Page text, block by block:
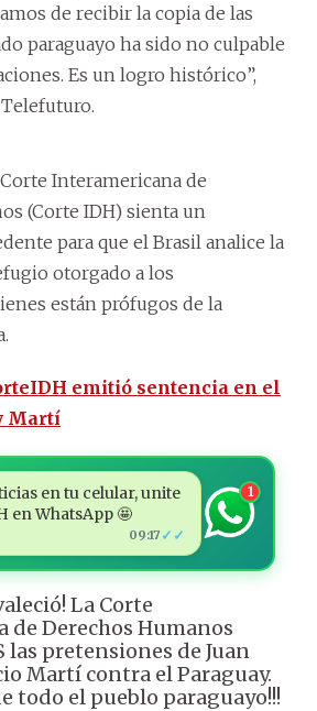
de recibir la copia de las
paraguayo ha sido no culpable
Es un logro histórico”,
Interamericana de
(Corte IDH) sienta un
para que el Brasil analice la
otorgado a los
están prófugos de la
emitió sentencia en el
Martí
en tu celular, unite
en WhatsApp 🤩
09:17 ✓✓
1
La Corte
Derechos Humanos
las pretensiones de Juan
Martí contra el Paraguay.
todo el pueblo paraguayo!!!